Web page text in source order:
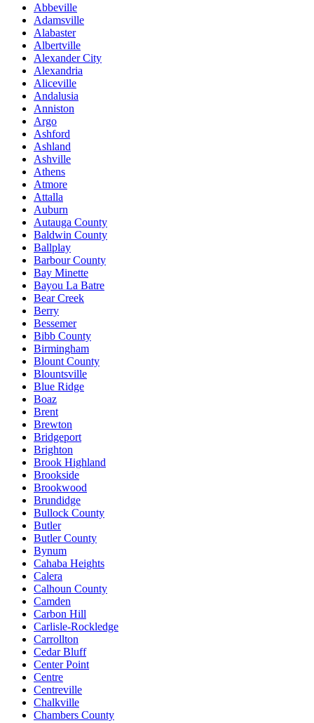
Abbeville
Adamsville
Alabaster
Albertville
Alexander City
Alexandria
Aliceville
Andalusia
Anniston
Argo
Ashford
Ashland
Ashville
Athens
Atmore
Attalla
Auburn
Autauga County
Baldwin County
Ballplay
Barbour County
Bay Minette
Bayou La Batre
Bear Creek
Berry
Bessemer
Bibb County
Birmingham
Blount County
Blountsville
Blue Ridge
Boaz
Brent
Brewton
Bridgeport
Brighton
Brook Highland
Brookside
Brookwood
Brundidge
Bullock County
Butler
Butler County
Bynum
Cahaba Heights
Calera
Calhoun County
Camden
Carbon Hill
Carlisle-Rockledge
Carrollton
Cedar Bluff
Center Point
Centre
Centreville
Chalkville
Chambers County